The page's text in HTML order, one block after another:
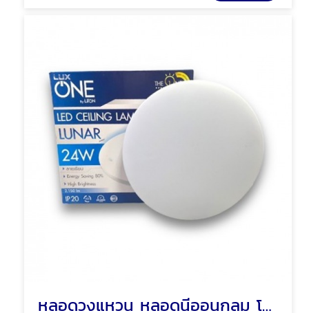
หลอดวงแหวน หลอดนีออนกลม โคมซาลาเปา โคมซาลาเปาลายเพชร พัทยา ชลบุรี